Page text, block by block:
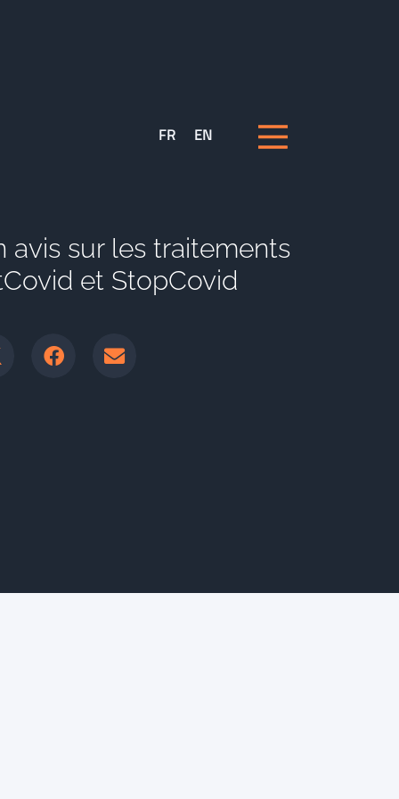
FR EN
avis sur les traitements
et StopCovid